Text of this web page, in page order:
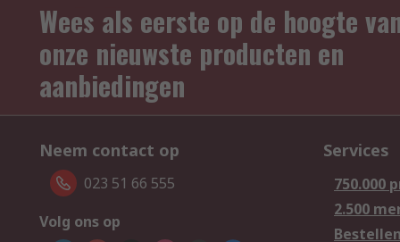
Wees als eerste op de hoogte
onze nieuwste producten en
aanbiedingen
Neem contact op
023 51 66 555
Volg ons op
Services
750.000
2.500
Bestellen